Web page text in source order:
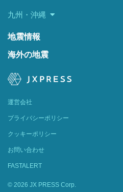
九州・沖縄
地震情報
海外の地震
運営会社
プライバシーポリシー
クッキーポリシー
お問い合わせ
FASTALERT
© 2026 JX PRESS Corp.